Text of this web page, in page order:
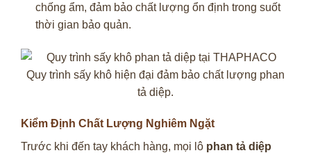
chống ẩm, đảm bảo chất lượng ổn định trong suốt
thời gian bảo quản.
Quy trình sấy khô hiện đại đảm bảo chất lượng phan
tả diệp.
Kiểm Định Chất Lượng Nghiêm Ngặt
Trước khi đến tay khách hàng, mọi lô phan tả diệp